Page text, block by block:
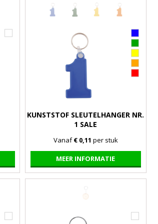
KUNSTSTOF SLEUTELHANGER NR.
1 SALE
Vanaf€ 0,11 per stuk
MEER INFORMATIE